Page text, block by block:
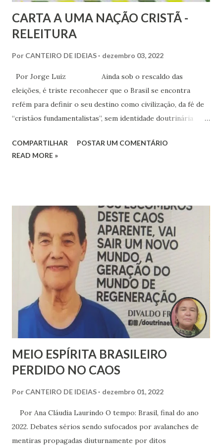
CARTA A UMA NAÇÃO CRISTÃ -
RELEITURA
Por CANTEIRO DE IDEIAS dezembro 03, 2022
Por Jorge Luiz Ainda sob o rescaldo das
eleições, é triste reconhecer que o Brasil se encontra
refém para definir o seu destino como civilização, da fé de
“cristãos fundamentalistas”, sem identidade doutrinária
desde Teologia da Prosperidade, Antigo Testamento, até
Boa Nova de Jesus, temperadas com o pior da política
o cristianismo vem, ao longo, esvaziando-se como
experiência religiosa e o Cristo sendo um mero alienígena
da Boa Nova.
COMPARTILHAR
POSTAR UM COMENTÁRIO
READ MORE »
MEIO ESPÍRITA BRASILEIRO
PERDIDO NO CAOS
Por CANTEIRO DE IDEIAS dezembro 01, 2022
Por Ana Cláudia Laurindo O tempo: Brasil, final do ano
2022. Debates sérios sendo sufocados por avalanches de
mentiras propagadas diuturnamente por ditos